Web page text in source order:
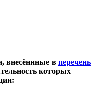
внесённные в перечень
которых